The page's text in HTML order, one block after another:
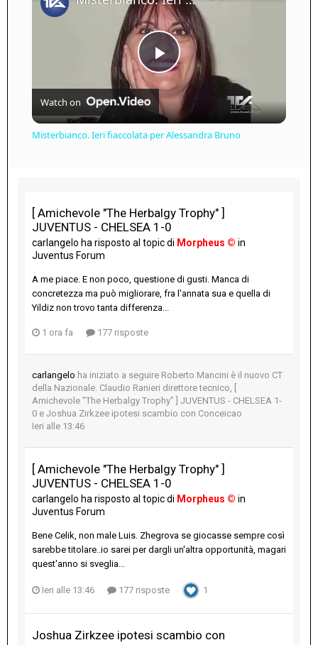
Play
Video
Watch on
Misterbianco. Ieri fiaccolata per Alessandra Bruno
[ Amichevole "The Herbalgy Trophy" ]
JUVENTUS - CHELSEA 1-0
carlangelo ha risposto al topic di Morpheus © in
Juventus Forum
A me piace. E non poco, questione di gusti. Manca di
concretezza ma può migliorare, fra l'annata sua e quella di
Yildiz non trovo tanta differenza...
1 ora fa 177 risposte
carlangelo ha iniziato a seguire Roberto Mancini è il nuovo CT
della Nazionale. Claudio Ranieri direttore tecnico [
Amichevole "The Herbalgy Trophy" ] JUVENTUS - CHELSEA 1-
0 e Joshua Zirkzee ipotesi scambio con Conceicao
Ieri alle 13:46
[ Amichevole "The Herbalgy Trophy" ]
JUVENTUS - CHELSEA 1-0
carlangelo ha risposto al topic di Morpheus © in
Juventus Forum
Bene Celik, non male Luis. Zhegrova se giocasse sempre così
sarebbe titolare..io sarei per dargli un'altra opportunità, magari
quest'anno si sveglia...
Ieri alle 13:46 177 risposte 1
Joshua Zirkzee ipotesi scambio con